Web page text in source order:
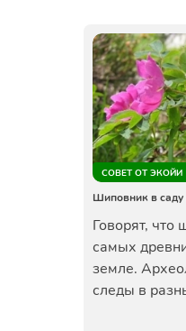
СОВЕТ ОТ ЭКОЙИ
Шиповник в саду
Говорят, что
самых
земле.
следы в